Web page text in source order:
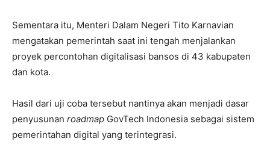
Sementara itu, Menteri Dalam Negeri Tito Karnavian
mengatakan pemerintah saat ini tengah menjalankan
proyek percontohan digitalisasi bansos di 43 kabupaten
dan kota.
Hasil dari uji coba tersebut nantinya akan menjadi dasar
penyusunan roadmap GovTech Indonesia sebagai sistem
pemerintahan digital yang terintegrasi.